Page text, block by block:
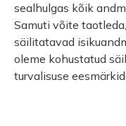
sealhulgas kõik
Samuti võite
säilitatavad
oleme kohustatud
turvalisuse